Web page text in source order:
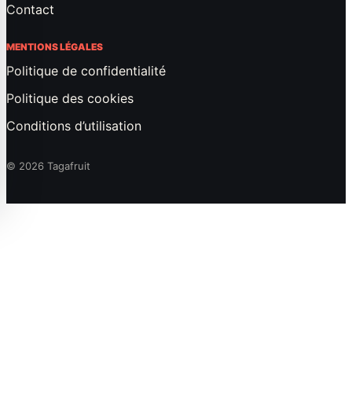
Contact
MENTIONS LÉGALES
Politique de confidentialité
Politique des cookies
Conditions d’utilisation
© 2026 Tagafruit